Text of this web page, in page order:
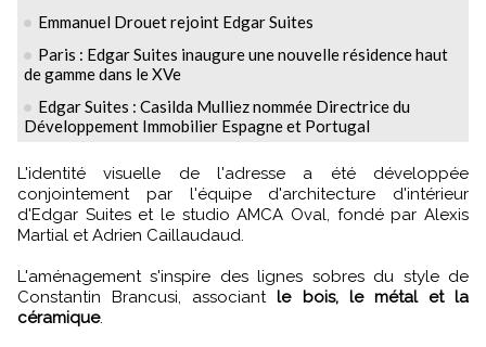
Emmanuel Drouet rejoint Edgar Suites
Paris : Edgar Suites inaugure une nouvelle résidence haut
de gamme dans le XVe
Edgar Suites : Casilda Mulliez nommée Directrice du
Développement Immobilier Espagne et Portugal
L'identité visuelle de l'adresse a été développée
conjointement par l'équipe d'architecture d'intérieur
d'Edgar Suites et le studio AMCA Oval, fondé par Alexis
Martial et Adrien Caillaudaud.
L'aménagement s'inspire des lignes sobres du style de
Constantin Brancusi, associant le bois, le métal et la
céramique.